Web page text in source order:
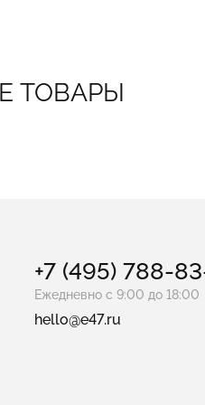
ТОВАРЫ
+7 (495) 788-
Ежедневно с 9:00 до 18:00
hello@e47.ru